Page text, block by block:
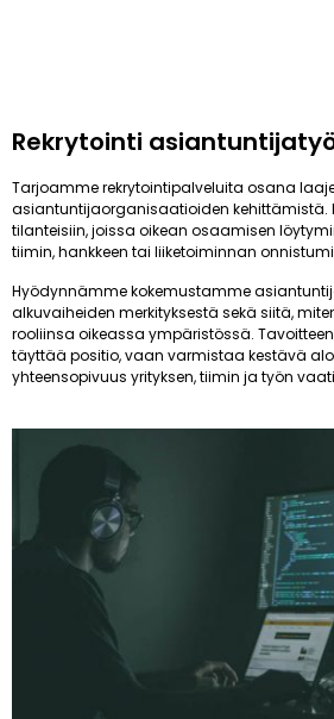
Rekrytointi
Tarjoamme rekrytointipalveluita osana
asiantuntijaorganisaatioiden kehittämistä.
tilanteisiin, joissa oikean osaamisen
tiimin, hankkeen tai liiketoiminnan
Hyödynnämme kokemustamme
alkuvaiheiden merkityksestä sekä siitä,
rooliinsa oikeassa ympäristössä.
täyttää positio, vaan varmistaa kestävä
yhteensopivuus yrityksen, tiimin ja työn